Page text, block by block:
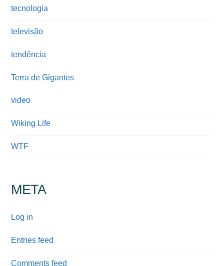
tecnologia
televisão
tendência
Terra de Gigantes
video
Wiking Life
WTF
META
Log in
Entries feed
Comments feed